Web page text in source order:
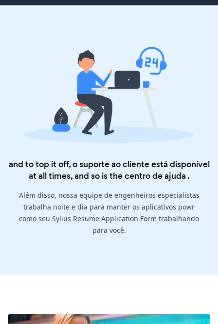
and to top it off, o suporte ao cliente está disponível
at all times, and so is thecentro de ajuda .
Além disso, nossa equipe de engenheiros especialistas
trabalha noite e dia para manter os aplicativos powr
como seu Sylius Resume Application Form trabalhando
para você.